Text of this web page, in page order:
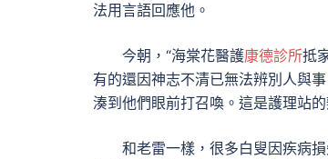
法用言語回應他。
今朝，“海棠花醫護康德診所抵
有的還因神志不清已無法辨別人與
湊到他們眼前打召喚。這是護理站
和老雷一樣，很多白叟因疾病